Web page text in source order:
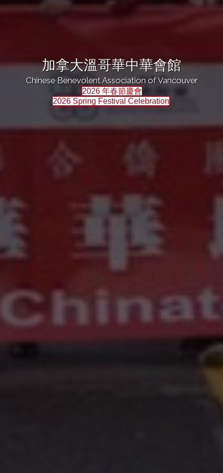
加拿大溫哥華中華會館
Chinese Benevolent Association of Vancouver
2026 年春節慶會
2026 Spring Festival Celebration